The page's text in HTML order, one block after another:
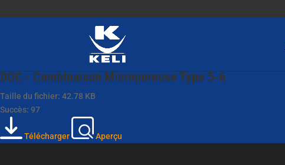
DOC - Combinaison Microporeuse Type 5-6
Taille du fichier: 42.78 KB
Succès: 97
Télécharger Aperçu